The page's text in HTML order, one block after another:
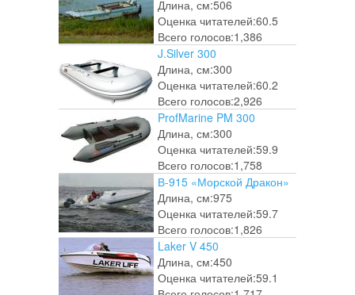
Длина, см:506
Оценка читателей:60.5
Всего голосов:1,386
J.Silver 300
Длина, см:300
Оценка читателей:60.2
Всего голосов:2,926
ProfMarine PM 300
Длина, см:300
Оценка читателей:59.9
Всего голосов:1,758
В-915 «Морской Дракон»
Длина, см:975
Оценка читателей:59.7
Всего голосов:1,826
Laker V 450
Длина, см:450
Оценка читателей:59.1